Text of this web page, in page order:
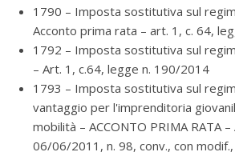
1790 – Imposta sostitutiva sul
Acconto prima rata – art. 1, c. 64,
1792 – Imposta sostitutiva sul
– Art. 1, c.64, legge n. 190/2014
1793 – Imposta sostitutiva sul
vantaggio per l'imprenditoria
mobilità – ACCONTO PRIMA RATA –
06/06/2011, n. 98, conv., con modif.,